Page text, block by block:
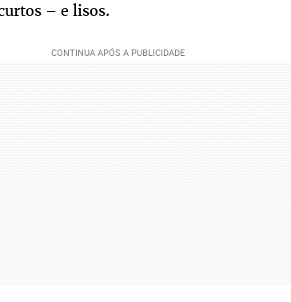
– e lisos.